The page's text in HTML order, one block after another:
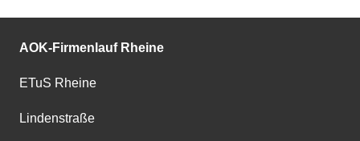
AOK-Firmenlauf Rheine
ETuS Rheine
Lindenstraße